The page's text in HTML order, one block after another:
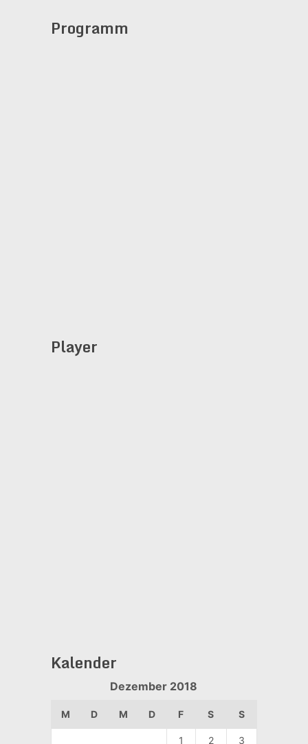
Programm
Player
Kalender
Dezember 2018
M D M D F S S
1 2 3